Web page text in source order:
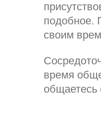
подобное.
своим
время
общаетесь